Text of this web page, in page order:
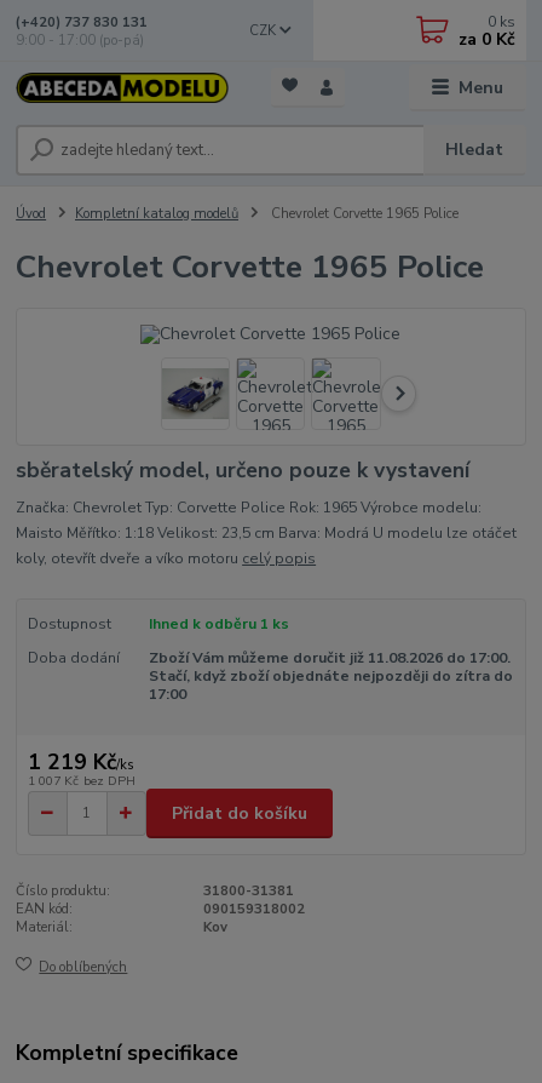
Menu
CZK
Hledat
(+420) 737 830 131
9:00 - 17:00 (po-pá)
0 ks
za 0 Kč
Úvod Kompletní katalog modelů Chevrolet Corvette 1965 Police
Chevrolet Corvette 1965 Police
sběratelský model, určeno pouze k vystavení
Značka: Chevrolet Typ: Corvette Police Rok: 1965 Výrobce modelu:
Maisto Měřítko: 1:18 Velikost: 23,5 cm Barva: Modrá U modelu lze otáčet
koly, otevřít dveře a víko motoru celý popis
Dostupnost
Ihned k odběru 1 ks
Doba dodání
Zboží Vám můžeme doručit již 11.08.2026 do 17:00.
Stačí, když zboží objednáte nejpozději do zítra do
17:00
1 219 Kč/ks
1 007 Kč bez DPH
Přidat do košíku
Číslo produktu:
31800-31381
EAN kód:
090159318002
Materiál:
Kov
Do oblíbených
Kompletní specifikace